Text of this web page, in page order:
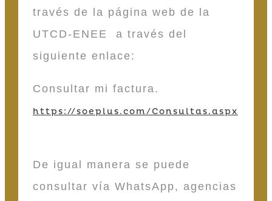
través de la página web de la
UTCD-ENEE a través del
siguiente enlace:
Consultar mi factura.
https://soeplus.com/Consultas.aspx
De igual manera se puede
consultar vía WhatsApp, agencias